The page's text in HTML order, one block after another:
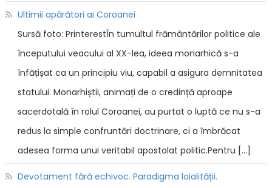
Ultimii apărători ai Coroanei
Sursă foto: PrinterestÎn tumultul frământărilor politice ale
începutului veacului al XX-lea, ideea monarhică s-a
înfățișat ca un principiu viu, capabil a asigura demnitatea
statului. Monarhiștii, animați de o credință aproape
sacerdotală în rolul Coroanei, au purtat o luptă ce nu s-a
redus la simple confruntări doctrinare, ci a îmbrăcat
adesea forma unui veritabil apostolat politic.Pentru […]
Devotament fără echivoc. Paradigma loialității.